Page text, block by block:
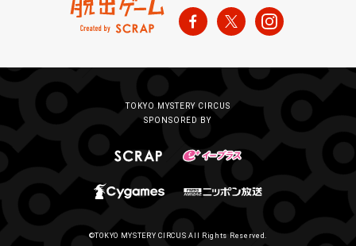
TOKYO MYSTERY CIRCUS
SPONSORED BY
©TOKYO MYSTERY CIRCUS All Rights Reserved.